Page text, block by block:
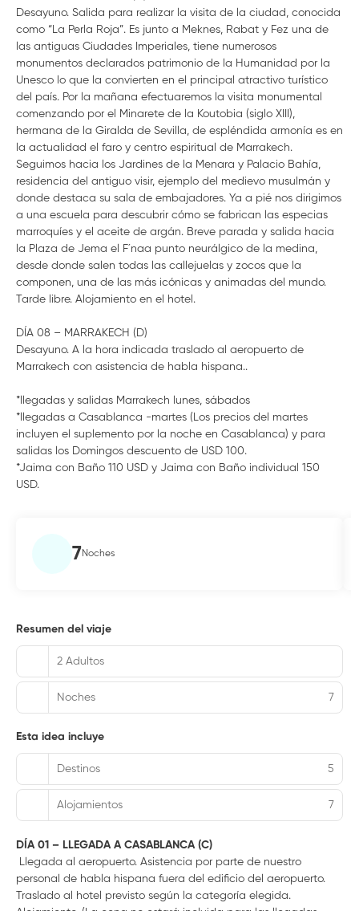
Desayuno. Salida para realizar la visita de la ciudad, conocida
como “La Perla Roja”. Es junto a Meknes, Rabat y Fez una de
las antiguas Ciudades Imperiales, tiene numerosos
monumentos declarados patrimonio de la Humanidad por la
Unesco lo que la convierten en el principal atractivo turístico
del país. Por la mañana efectuaremos la visita monumental
comenzando por el Minarete de la Koutobia (siglo XIII),
hermana de la Giralda de Sevilla, de espléndida armonía es en
la actualidad el faro y centro espiritual de Marrakech.
Seguimos hacia los Jardines de la Menara y Palacio Bahía,
residencia del antiguo visir, ejemplo del medievo musulmán y
donde destaca su sala de embajadores. Ya a pié nos dirigimos
a una escuela para descubrir cómo se fabrican las especias
marroquíes y el aceite de argán. Breve parada y salida hacia
la Plaza de Jema el F´naa punto neurálgico de la medina,
desde donde salen todas las callejuelas y zocos que la
componen, una de las más icónicas y animadas del mundo.
Tarde libre. Alojamiento en el hotel.
DÍA 08 – MARRAKECH (D)
Desayuno. A la hora indicada traslado al aeropuerto de
Marrakech con asistencia de habla hispana..
*llegadas y salidas Marrakech lunes, sábados
*llegadas a Casablanca -martes (Los precios del martes
incluyen el suplemento por la noche en Casablanca) y para
salidas los Domingos descuento de USD 100.
*Jaima con Baño 110 USD y Jaima con Baño individual 150
USD.
7Noches
Resumen del viaje
2 Adultos
Noches 7
Esta idea incluye
Destinos 5
Alojamientos 7
DÍA 01 – LLEGADA A CASABLANCA (C)
Llegada al aeropuerto. Asistencia por parte de nuestro
personal de habla hispana fuera del edificio del aeropuerto.
Traslado al hotel previsto según la categoría elegida.